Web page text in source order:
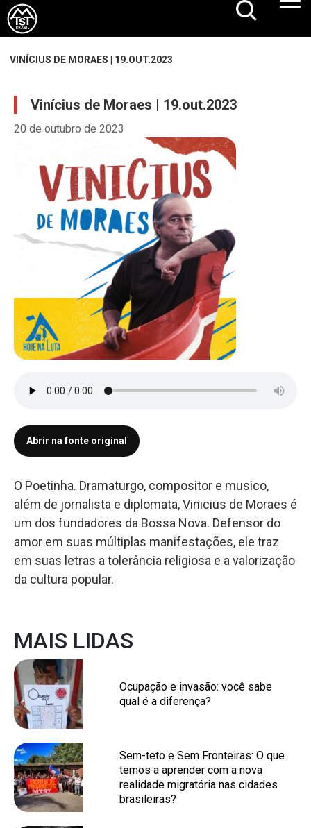
VINÍCIUS DE MORAES | 19.OUT.2023
Vinícius de Moraes | 19.out.2023
20 de outubro de 2023
Abrir na fonte original
O Poetinha. Dramaturgo, compositor e musico,
além de jornalista e diplomata, Vinicius de Moraes é
um dos fundadores da Bossa Nova. Defensor do
amor em suas múltiplas manifestações, ele traz
em suas letras a tolerância religiosa e a valorização
da cultura popular.
MAIS LIDAS
Ocupação e invasão: você sabe
qual é a diferença?
Sem-teto e Sem Fronteiras: O que
temos a aprender com a nova
realidade migratória nas cidades
brasileiras?